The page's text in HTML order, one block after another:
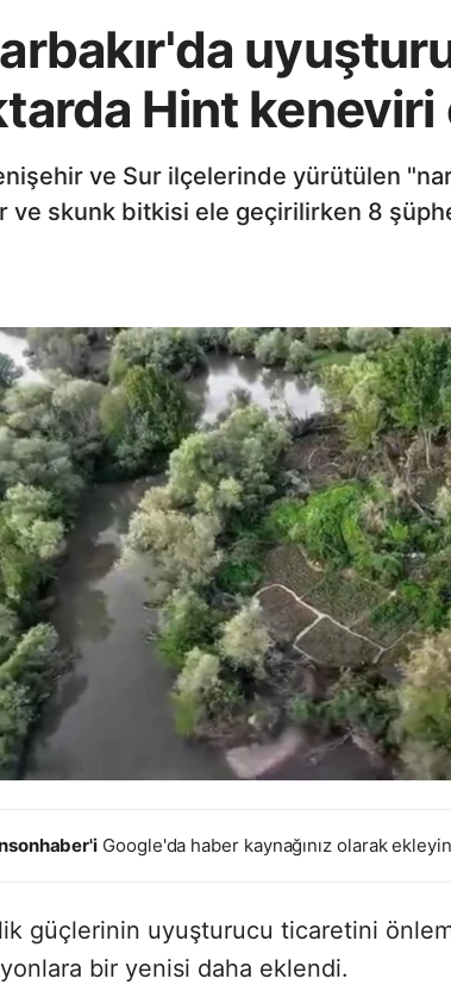
Hint
ve Sur ilçelerinde yürütülen
ve skunk bitkisi ele geçirilirken 8
Google'da haber kaynağınız olarak ekleyin
güçlerinin uyuşturucu ticaretini
bir yenisi daha eklendi.